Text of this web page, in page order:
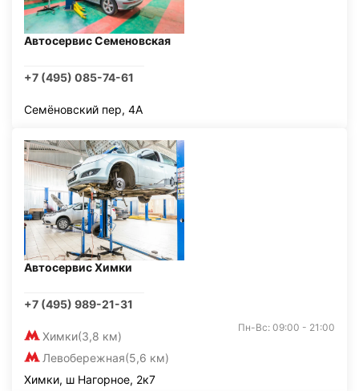
Автосервис Семеновская
+7 (495) 085-74-61
Семёновский пер, 4А
Автосервис Химки
+7 (495) 989-21-31
Химки(3,8 км)
Левобережная(5,6 км)
Пн-Вс: 09:00 - 21:00
Химки, ш Нагорное, 2к7